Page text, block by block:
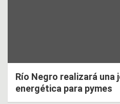
Río Negro realizará una
energética para pymes